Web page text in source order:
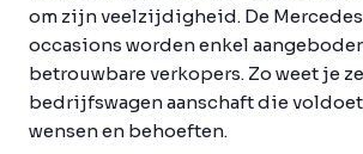
om zijn veelzijdigheid. De
occasions worden enkel
betrouwbare verkopers. Zo weet je
bedrijfswagen aanschaft die
wensen en behoeften.